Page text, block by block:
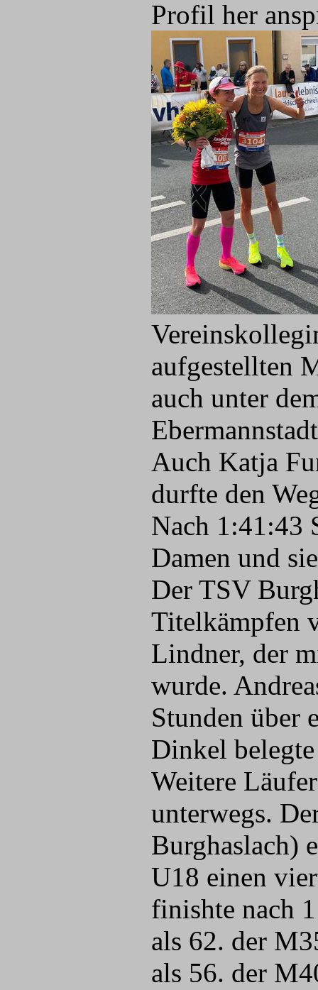
Profil her
aufgestellten
auch unter
Auch Katja
durfte den
Nach 1:41:43
Damen und
Der TSV
Titelkämpfen
Lindner, der
wurde.
Stunden über
Dinkel
Weitere
unterwegs.
Burghaslach)
U18 einen
finishte nach
als 62. der
als 56. der